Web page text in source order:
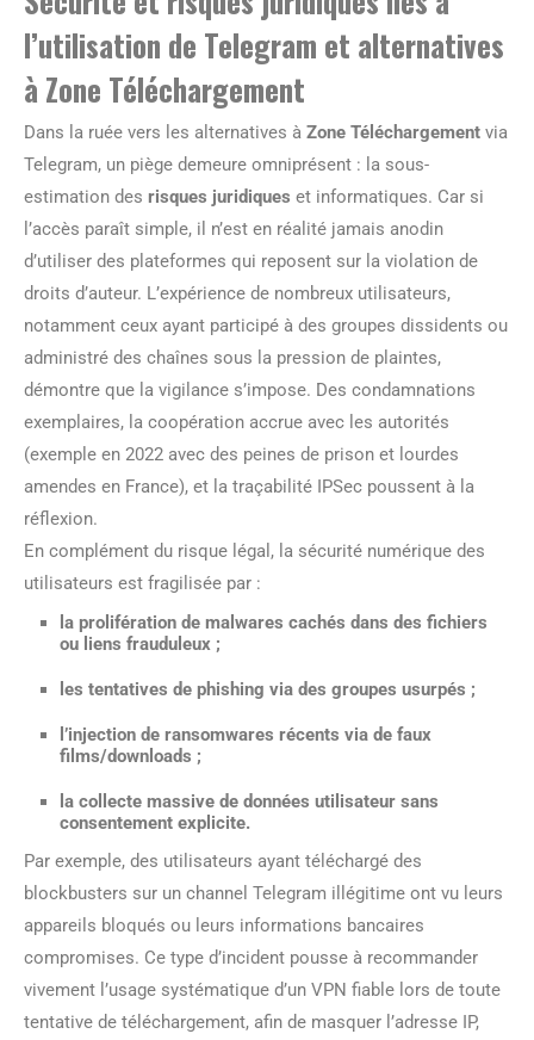
l’utilisation de Telegram et alternatives
à Zone Téléchargement
Dans la ruée vers les alternatives à Zone Téléchargement via
Telegram, un piège demeure omniprésent : la sous-
estimation des risques juridiques et informatiques. Car si
l’accès paraît simple, il n’est en réalité jamais anodin
d’utiliser des plateformes qui reposent sur la violation de
droits d’auteur. L’expérience de nombreux utilisateurs,
notamment ceux ayant participé à des groupes dissidents ou
administré des chaînes sous la pression de plaintes,
démontre que la vigilance s’impose. Des condamnations
exemplaires, la coopération accrue avec les autorités
(exemple en 2022 avec des peines de prison et lourdes
amendes en France), et la traçabilité IPSec poussent à la
réflexion.
En complément du risque légal, la sécurité numérique des
utilisateurs est fragilisée par :
la prolifération de malwares cachés dans des fichiers
ou liens frauduleux ;
les tentatives de phishing via des groupes usurpés ;
l’injection de ransomwares récents via de faux
films/downloads ;
la collecte massive de données utilisateur sans
consentement explicite.
Par exemple, des utilisateurs ayant téléchargé des
blockbusters sur un channel Telegram illégitime ont vu leurs
appareils bloqués ou leurs informations bancaires
compromises. Ce type d’incident pousse à recommander
vivement l’usage systématique d’un VPN fiable lors de toute
tentative de téléchargement, afin de masquer l’adresse IP,